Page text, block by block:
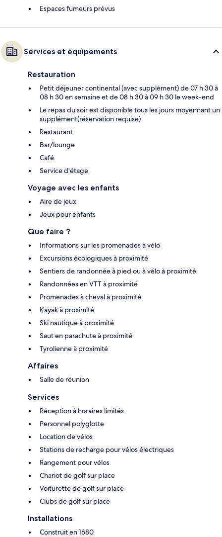
Espaces fumeurs prévus
Services et équipements
Restauration
Petit déjeuner continental (avec supplément) de 07 h 30 à
08 h 30 en semaine et de 08 h 30 à 09 h 30 le week-end
Le repas du soir est disponible tous les jours moyennant un
supplément(réservation requise)
Restaurant
Bar/lounge
Café
Service d'étage
Voyage avec les enfants
Aire de jeux
Jeux pour enfants
Que faire ?
Informations sur les promenades à vélo
Excursions écologiques à proximité
Sentiers de randonnée à pied ou à vélo à proximité
Randonnées en VTT à proximité
Promenades à cheval à proximité
Kayak à proximité
Ski nautique à proximité
Saut en parachute à proximité
Tyrolienne à proximité
Affaires
Salle de réunion
Services
Réception à horaires limités
Personnel polyglotte
Location de vélos
Stations de recharge pour vélos électriques
Rangement pour vélos
Chariot de golf sur place
Voiturette de golf sur place
Clubs de golf sur place
Installations
Construit en 1680